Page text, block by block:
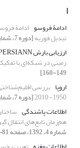
ا
ادامۀ فروسو ادامة
تبدیل فوریه[دوره 7، شماره 1، 1392، صفحه 105-115]
ارزیابی بارش PERSIANN
زمینی در شبکه‌‌ای با
149-160]
اروپا بررسی
1950- 2010
[دوره 7، شماره 4، 1392، صفحه 31-51]
اطلاعات پاشندگی
هم‌زمان تابع‌های انتقال
شماره 4، 1392، صفحه 81-94]